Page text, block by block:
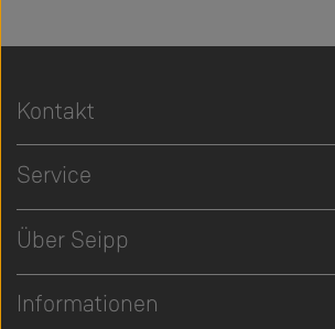
Kontakt
Service
Über Seipp
Informationen